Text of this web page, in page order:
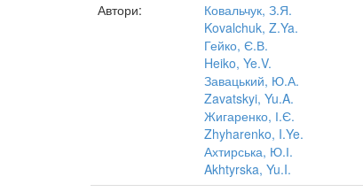
Автори:
Ковальчук, З.Я.
Kovalchuk, Z.Ya.
Гейко, Є.В.
Heiko, Ye.V.
Завацький, Ю.А.
Zavatskyi, Yu.A.
Жигаренко, І.Є.
Zhyharenko, I.Ye.
Ахтирська, Ю.І.
Akhtyrska, Yu.I.